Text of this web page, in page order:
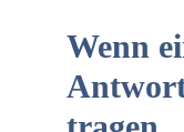
Wenn